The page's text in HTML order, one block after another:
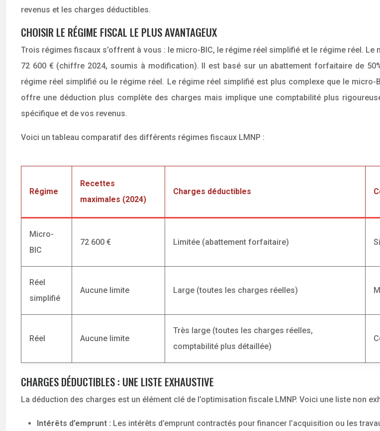
revenus et les charges déductibles.
CHOISIR LE RÉGIME FISCAL LE PLUS AVANTAGEUX
Trois régimes fiscaux s’offrent à vous : le micro-BIC, le régime réel simplifié et le régime réel.
72 600 € (chiffre 2024, soumis à modification). Il est basé sur un abattement forfaitaire de
régime réel simplifié ou le régime réel. Le régime réel simplifié est plus complexe que le
offre une déduction plus complète des charges mais implique une comptabilité plus
spécifique et de vos revenus.
Voici un tableau comparatif des différents régimes fiscaux LMNP :
Régime
Recettes
maximales (2024)
Charges déductibles
Micro-
BIC
72 600 € Limitée (abattement forfaitaire)
Réel
simplifié
Aucune limite Large (toutes les charges réelles)
Réel Aucune limite
Très large (toutes les charges réelles,
comptabilité plus détaillée)
CHARGES DÉDUCTIBLES : UNE LISTE EXHAUSTIVE
La déduction des charges est un élément clé de l’optimisation fiscale LMNP. Voici une liste non
Intérêts d’emprunt : Les intérêts d’emprunt contractés pour financer l’acquisition ou les